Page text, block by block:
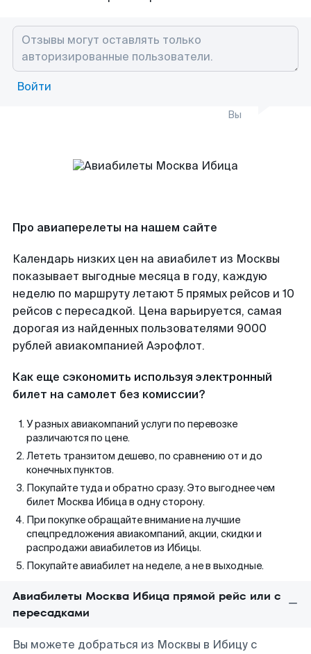
Войти
Вы
Про авиаперелеты на нашем сайте
Календарь низких цен на авиабилет из Москвы
показывает выгодные месяца в году, каждую
неделю по маршруту летают 5 прямых рейсов и 10
рейсов с пересадкой. Цена варьируется, самая
дорогая из найденных пользователями 9000
рублей авиакомпанией Аэрофлот.
Как еще сэкономить используя электронный
билет на самолет без комиссии?
У разных авиакомпаний услуги по перевозке
различаются по цене.
Лететь транзитом дешево, по сравнению от и до
конечных пунктов.
Покупайте туда и обратно сразу. Это выгоднее чем
билет Москва Ибица в одну сторону.
При покупке обращайте внимание на лучшие
спецпредложения авиакомпаний, акции, скидки и
распродажи авиабилетов из Ибицы.
Покупайте авиабилет на неделе, а не в выходные.
Авиабилеты Москва Ибица прямой рейс или с
пересадками
Вы можете добраться из Москвы в Ибицу с